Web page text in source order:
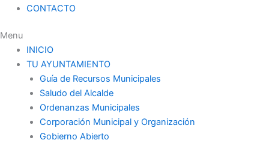
CONTACTO
Menu
INICIO
TU AYUNTAMIENTO
Guía de Recursos Municipales
Saludo del Alcalde
Ordenanzas Municipales
Corporación Municipal y Organización
Gobierno Abierto